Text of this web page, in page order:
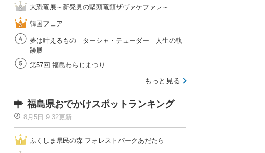
大恐竜展～新発見の堅頭竜類ザヴァケファレ～
韓国フェア
夢は叶えるもの ターシャ・テューダー 人生の軌
跡展
第57回 福島わらじまつり
もっと見る
福島県おでかけスポットランキング
8月5日 9:32更新
ふくしま県民の森 フォレストパークあだたら